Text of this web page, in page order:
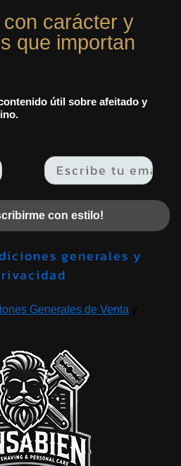
carácter y
que importan
útil sobre afeitado y
con estilo!
y
Generales de Venta